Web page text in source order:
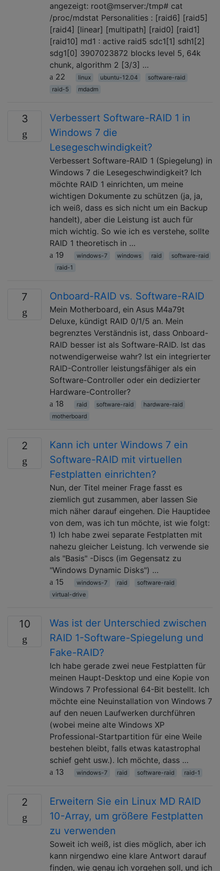
angezeigt: root@mserver:/tmp# cat
/proc/mdstat Personalities : [raid6] [raid5]
[raid4] [linear] [multipath] [raid0] [raid1]
[raid10] md1 : active raid5 sdc1[1] sdh1[2]
sdg1[0] 3907023872 blocks level 5, 64k
chunk, algorithm 2 [3/3] …
22
linux ubuntu-12.04
software-raid
raid-5
mdadm
3
Verbessert Software-RAID 1 in
Windows 7 die
Lesegeschwindigkeit?
Verbessert Software-RAID 1 (Spiegelung) in
Windows 7 die Lesegeschwindigkeit? Ich
möchte RAID 1 einrichten, um meine
wichtigen Dokumente zu schützen (ja, ja,
ich weiß, dass es sich nicht um ein Backup
handelt), aber die Leistung ist auch für
mich wichtig. So wie ich es verstehe, sollte
RAID 1 theoretisch in …
19
windows-7 windows raid
software-raid
raid-1
7 Onboard-RAID vs. Software-RAID
Mein Motherboard, ein Asus M4a79t
Deluxe, kündigt RAID 0/1/5 an. Mein
begrenztes Verständnis ist, dass Onboard-
RAID besser ist als Software-RAID. Ist das
notwendigerweise wahr? Ist ein integrierter
RAID-Controller leistungsfähiger als ein
Software-Controller oder ein dedizierter
Hardware-Controller?
18
raid software-raid
hardware-raid
motherboard
2
Kann ich unter Windows 7 ein
Software-RAID mit virtuellen
Festplatten einrichten?
Nun, der Titel meiner Frage fasst es
ziemlich gut zusammen, aber lassen Sie
mich näher darauf eingehen. Die Hauptidee
von dem, was ich tun möchte, ist wie folgt:
1) Ich habe zwei separate Festplatten mit
nahezu gleicher Leistung. Ich verwende sie
als "Basis" -Discs (im Gegensatz zu
"Windows Dynamic Disks") …
15
windows-7 raid
software-raid
virtual-drive
10
Was ist der Unterschied zwischen
RAID 1-Software-Spiegelung und
Fake-RAID?
Ich habe gerade zwei neue Festplatten für
meinen Haupt-Desktop und eine Kopie von
Windows 7 Professional 64-Bit bestellt. Ich
möchte eine Neuinstallation von Windows 7
auf den neuen Laufwerken durchführen
(wobei meine alte Windows XP
Professional-Startpartition für eine Weile
bestehen bleibt, falls etwas katastrophal
schief geht usw.). Ich möchte, dass …
13
windows-7 raid software-raid raid-1
2
Erweitern Sie ein Linux MD RAID
10-Array, um größere Festplatten
zu verwenden
Soweit ich weiß, ist dies möglich, aber ich
kann nirgendwo eine klare Antwort darauf
finden, wie genau ich vorgehen soll, und ich